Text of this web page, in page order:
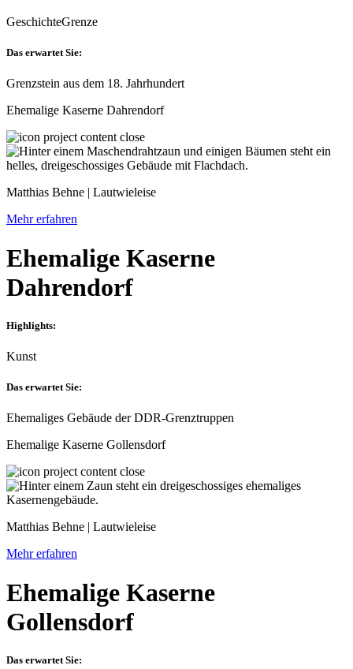
GeschichteGrenze
Das erwartet Sie:
Grenzstein aus dem 18. Jahrhundert
Ehemalige Kaserne Dahrendorf
Matthias Behne | Lautwieleise
Mehr erfahren
Ehemalige Kaserne
Dahrendorf
Highlights:
Kunst
Das erwartet Sie:
Ehemaliges Gebäude der DDR-Grenztruppen
Ehemalige Kaserne Gollensdorf
Matthias Behne | Lautwieleise
Mehr erfahren
Ehemalige Kaserne
Gollensdorf
Das erwartet Sie: